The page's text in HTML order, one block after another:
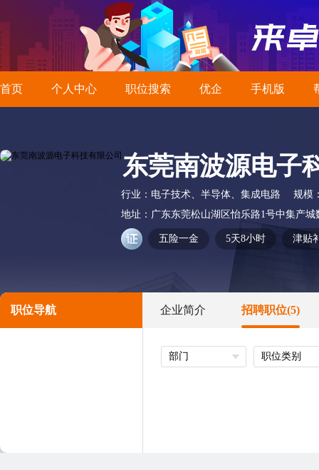
首页 个人中心 职位搜索 优企 手机版
东莞南波源电子
行业： 电子技术、半导体、集成电路
规模
地址： 广东东莞松山湖区怡乐路1号中集产城
五险一金 5天8小时 津贴
职位导航 企业简介 招聘职位(5)
部门 职位类别